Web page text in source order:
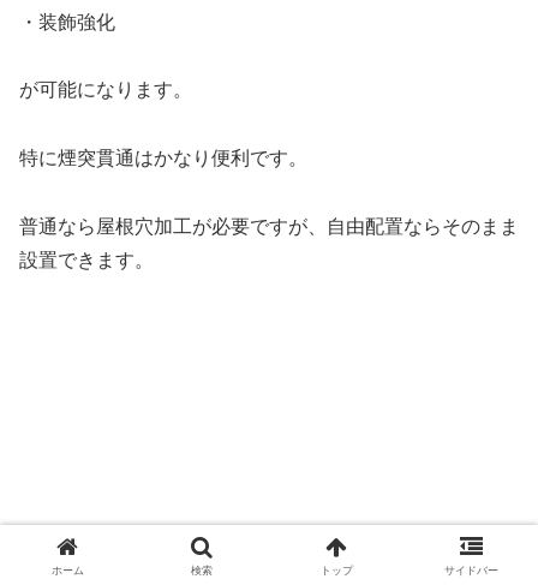
・装飾強化
が可能になります。
特に煙突貫通はかなり便利です。
普通なら屋根穴加工が必要ですが、自由配置ならそのまま
設置できます。
ホーム 検索 トップ サイドバー